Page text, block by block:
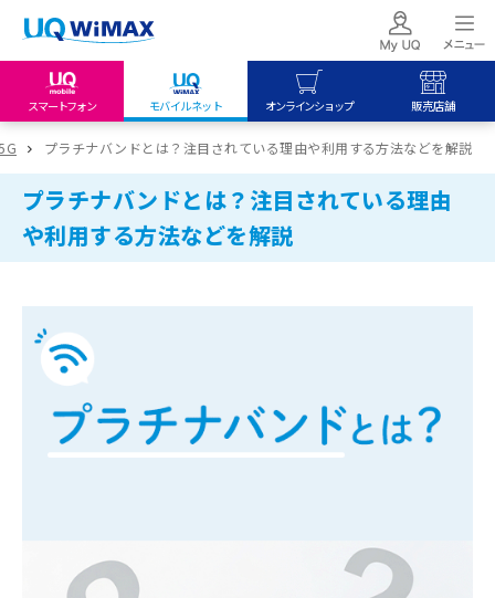
スマートフォン モバイルネット オンラインショップ 販売店舗
my UQ WiMAX
UQ WiMAX ご契約の方
My UQ mobile
UQ mobile ご契約の方
データチャージサイト
UQ mobile
オンラインショップ
UQ WiMAX
オンラインショップ
UQ mobile
販売店舗
UQ WiMAX
販売店舗
プラチナバンドとは？注目されている理由や利用する方法などを解説
プラチナバンドとは？注目されている理由
や利用する方法などを解説